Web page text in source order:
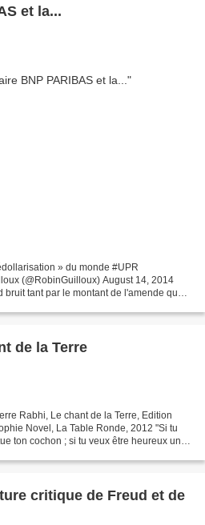
et la...
» du monde #UPR
(@RobinGuilloux) August 14, 2014
bruit tant par le montant de l'amende que
de la Terre
Rabhi, Le chant de la Terre, Edition
Novel, La Table Ronde, 2012 "Si tu
ton cochon ; si tu veux être heureux une
critique de Freud et de